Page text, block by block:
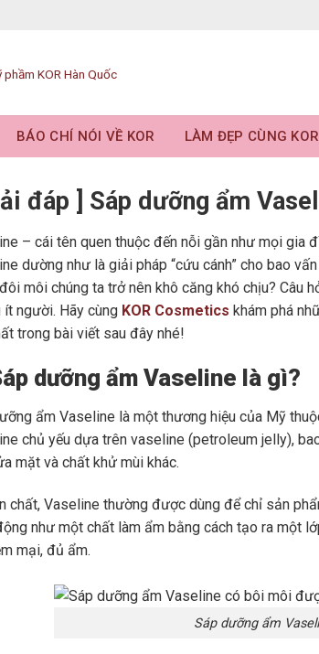
BÁO CHÍ NÓI VỀ KOR LÀM ĐẸP CÙNG KOR
đáp ] Sáp dưỡng ẩm
– cái tên quen thuộc đến nỗi gần như mọi gia
dường như là giải pháp “cứu cánh” cho bao
môi chúng ta trở nên khô căng khó chịu? Câu
ít người. Hãy cùng KOR Cosmetics khám phá
trong bài viết sau đây nhé!
dưỡng ẩm Vaseline là gì?
ẩm Vaseline là một thương hiệu của Mỹ
chủ yếu dựa trên vaseline (petroleum jelly),
mặt và chất khử mùi khác.
chất, Vaseline thường được dùng để chỉ sản
như một chất làm ẩm bằng cách tạo ra một
mại, đủ ẩm.
Sáp dưỡng ẩm